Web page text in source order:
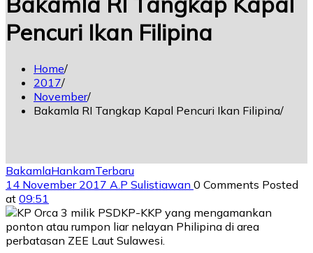
Pencuri Ikan Filipina
Home
2017
November
Bakamla RI Tangkap Kapal Pencuri Ikan Filipina
BakamlaHankamTerbaru
14 November 2017 A.P Sulistiawan 0 Comments Posted
at 09:51